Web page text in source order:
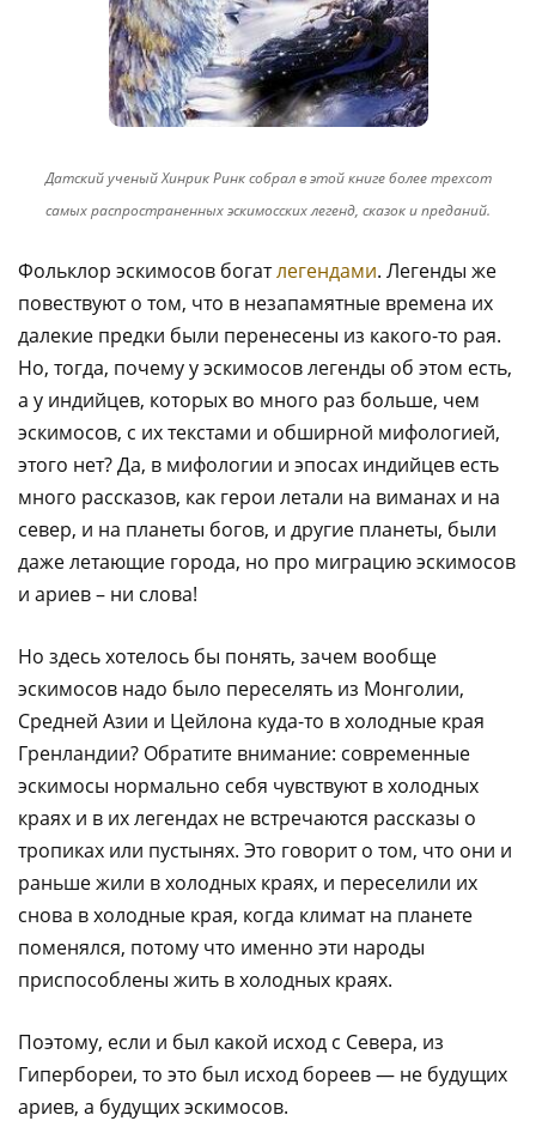
Датский ученый Хинрик Ринк собрал в этой книге более трехсот
самых распространенных эскимосских легенд, сказок и преданий.
Фольклор эскимосов богатлегендами. Легенды же
повествуют о том, что в незапамятные времена их
далекие предки были перенесены из какого-то рая.
Но, тогда, почему у эскимосов легенды об этом есть,
а у индийцев, которых во много раз больше, чем
эскимосов, с их текстами и обширной мифологией,
этого нет? Да, в мифологии и эпосах индийцев есть
много рассказов, как герои летали на виманах и на
север, и на планеты богов, и другие планеты, были
даже летающие города, но про миграцию эскимосов
и ариев – ни слова!
Но здесь хотелось бы понять, зачем вообще
эскимосов надо было переселять из Монголии,
Средней Азии и Цейлона куда-то в холодные края
Гренландии? Обратите внимание: современные
эскимосы нормально себя чувствуют в холодных
краях и в их легендах не встречаются рассказы о
тропиках или пустынях. Это говорит о том, что они и
раньше жили в холодных краях, и переселили их
снова в холодные края, когда климат на планете
поменялся, потому что именно эти народы
приспособлены жить в холодных краях.
Поэтому, если и был какой исход с Севера, из
Гипербореи, то это был исход бореев — не будущих
ариев, а будущих эскимосов.